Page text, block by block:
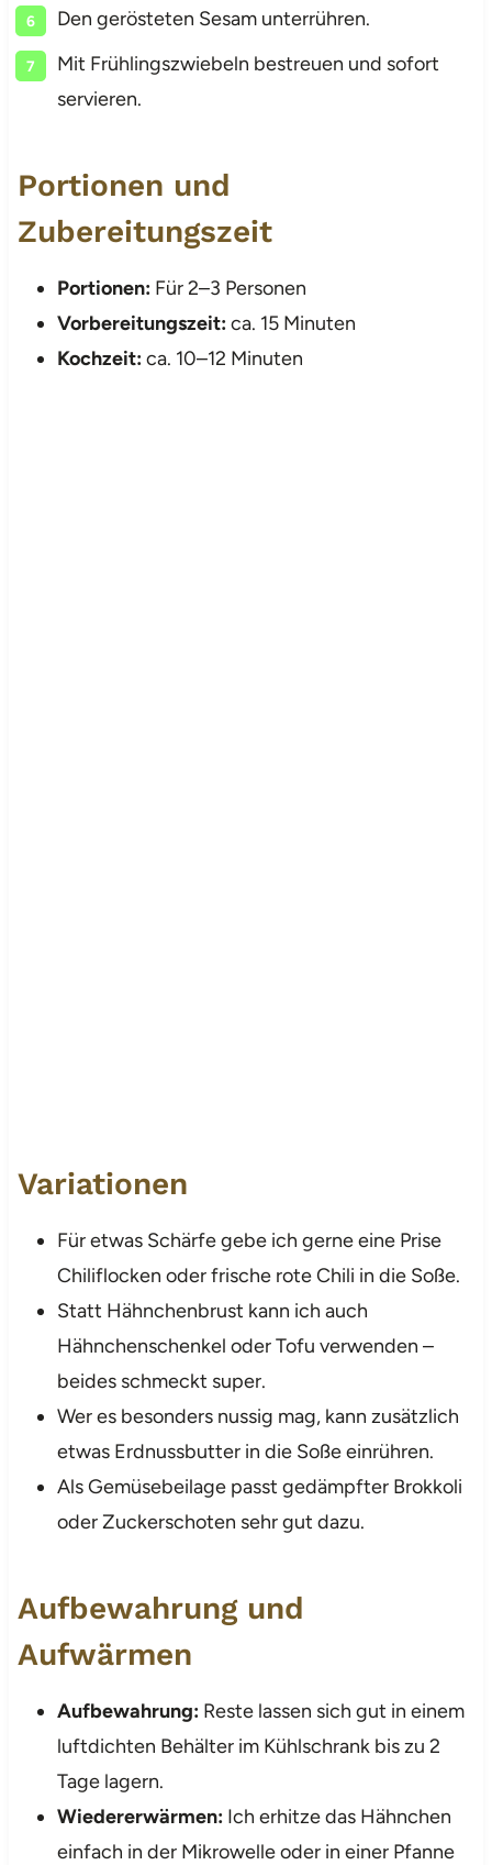
Den gerösteten Sesam unterrühren.
Mit Frühlingszwiebeln bestreuen und sofort
servieren.
Portionen und
Zubereitungszeit
Portionen:Für 2–3 Personen
Vorbereitungszeit:ca. 15 Minuten
Kochzeit:ca. 10–12 Minuten
Variationen
Für etwas Schärfe gebe ich gerne eine Prise
Chiliflocken oder frische rote Chili in die Soße.
Statt Hähnchenbrust kann ich auch
Hähnchenschenkel oder Tofu verwenden –
beides schmeckt super.
Wer es besonders nussig mag, kann zusätzlich
etwas Erdnussbutter in die Soße einrühren.
Als Gemüsebeilage passt gedämpfter Brokkoli
oder Zuckerschoten sehr gut dazu.
Aufbewahrung und
Aufwärmen
Aufbewahrung:Reste lassen sich gut in einem
luftdichten Behälter im Kühlschrank bis zu 2
Tage lagern.
Wiedererwärmen:Ich erhitze das Hähnchen
einfach in der Mikrowelle oder in einer Pfanne